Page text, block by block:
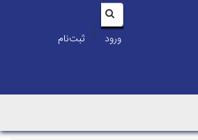
ورود | ثبت‌نام